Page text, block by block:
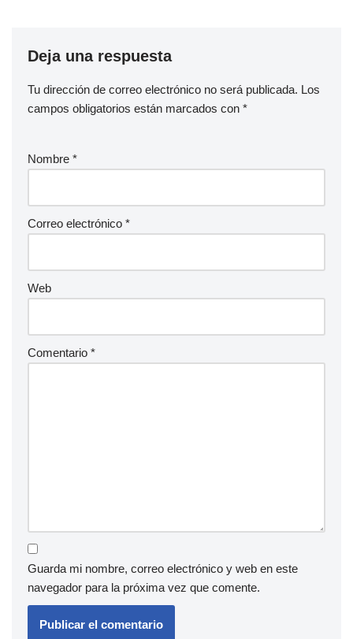
Deja una respuesta
Tu dirección de correo electrónico no será publicada. Los
campos obligatorios están marcados con *
Nombre *
Correo electrónico *
Web
Comentario *
Guarda mi nombre, correo electrónico y web en este
navegador para la próxima vez que comente.